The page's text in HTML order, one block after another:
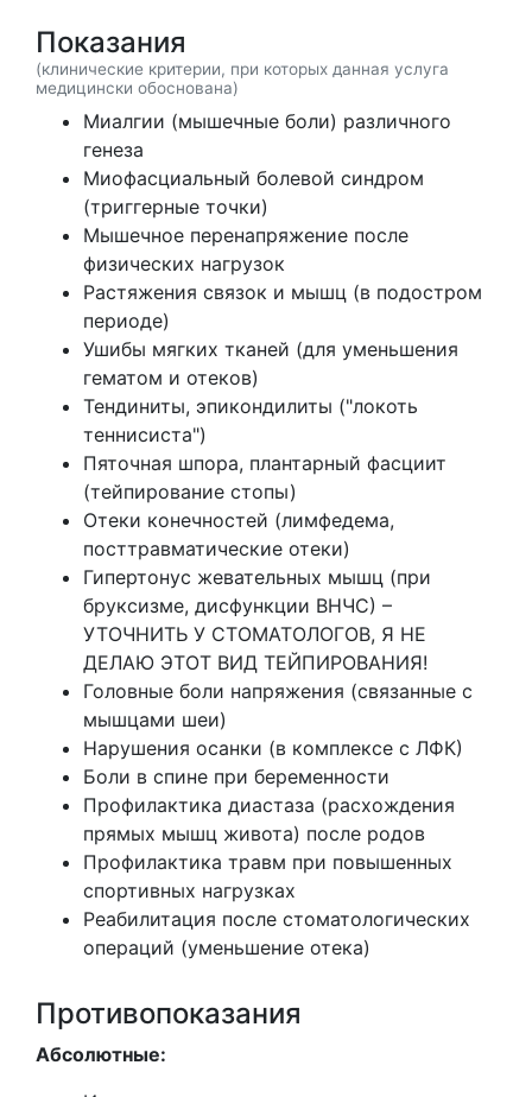
Показания
(клинические критерии, при которых данная услуга
медицински обоснована)
Миалгии (мышечные боли) различного
генеза
Миофасциальный болевой синдром
(триггерные точки)
Мышечное перенапряжение после
физических нагрузок
Растяжения связок и мышц (в подостром
периоде)
Ушибы мягких тканей (для уменьшения
гематом и отеков)
Тендиниты, эпикондилиты ("локоть
теннисиста")
Пяточная шпора, плантарный фасциит
(тейпирование стопы)
Отеки конечностей (лимфедема,
посттравматические отеки)
Гипертонус жевательных мышц (при
бруксизме, дисфункции ВНЧС) –
УТОЧНИТЬ У СТОМАТОЛОГОВ, Я НЕ
ДЕЛАЮ ЭТОТ ВИД ТЕЙПИРОВАНИЯ!
Головные боли напряжения (связанные с
мышцами шеи)
Нарушения осанки (в комплексе с ЛФК)
Боли в спине при беременности
Профилактика диастаза (расхождения
прямых мышц живота) после родов
Профилактика травм при повышенных
спортивных нагрузках
Реабилитация после стоматологических
операций (уменьшение отека)
Противопоказания
Абсолютные: